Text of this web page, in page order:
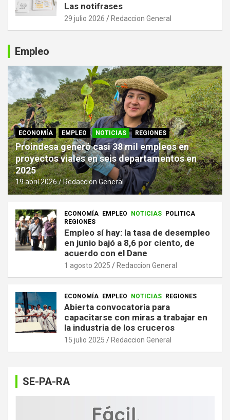
Las notifrases
29 julio 2026 Redaccion General
Empleo
ECONOMÍA EMPLEO NOTICIAS REGIONES
Proindesa generó casi 38 mil empleos en
proyectos viales en seis departamentos en
2025
19 abril 2026 Redaccion General
ECONOMÍA EMPLEO NOTICIAS POLITICA
REGIONES
Empleo sí hay: la tasa de desempleo
en junio bajó a 8,6 por ciento, de
acuerdo con el Dane
1 agosto 2025 Redaccion General
ECONOMÍA EMPLEO NOTICIAS REGIONES
Abierta convocatoria para
capacitarse con miras a trabajar en
la industria de los cruceros
15 julio 2025 Redaccion General
SE-PA-RA